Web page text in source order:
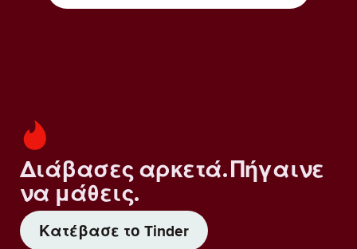
Διάβασες αρκετά. Πήγαινε
να μάθεις.
Κατέβασε το Tinder